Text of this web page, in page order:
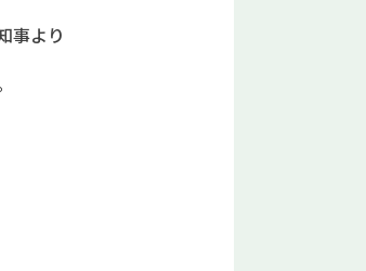
事より